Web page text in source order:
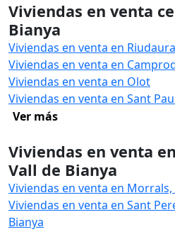
Viviendas en venta
Bianya
Viviendas en venta en Riudaura
Viviendas en venta en
Viviendas en venta en Olot
Viviendas en venta en Sant
Ver más
Viviendas en venta
Vall de Bianya
Viviendas en venta en Morrals,
Viviendas en venta en Sant
Bianya